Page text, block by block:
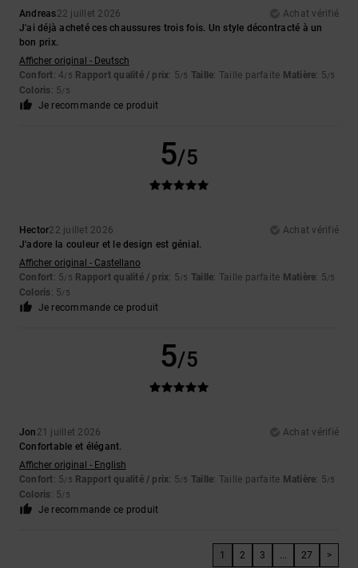
Andreas22 juillet 2026
Achat vérifié
J'ai déjà acheté ces chaussures trois fois. Un style décontracté à un
bon prix.
Afficher original - Deutsch
Confort: 4/5 Rapport qualité / prix: 5/5 Taille: Taille parfaite Matière: 5/5
Coloris: 5/5
Je recommande ce produit
5/5
Hector22 juillet 2026
Achat vérifié
J'adore la couleur et le design est génial.
Afficher original - Castellano
Confort: 5/5 Rapport qualité / prix: 5/5 Taille: Taille parfaite Matière: 5/5
Coloris: 5/5
Je recommande ce produit
5/5
Jon 21 juillet 2026
Achat vérifié
Confortable et élégant.
Afficher original - English
Confort: 5/5 Rapport qualité / prix: 5/5 Taille: Taille parfaite Matière: 5/5
Coloris: 5/5
Je recommande ce produit
1 2 3 ... 27 >